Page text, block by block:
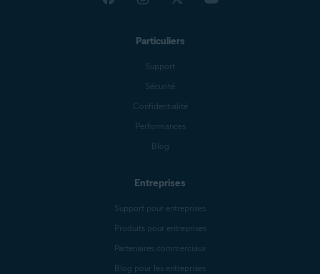
Particuliers
Support
Sécurité
Confidentialité
Performances
Blog
Entreprises
Support pour entreprises
Produits pour entreprises
Partenaires commerciaux
Blog pour les entreprises